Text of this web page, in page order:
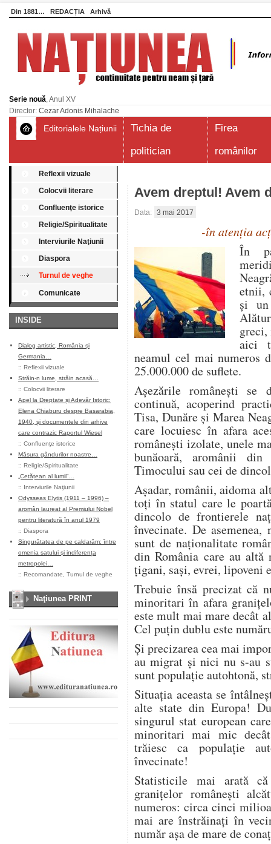
Din 1881… REDACȚIA Arhivă
Serie nouă, Anul XV
Director: Cezar Adonis Mihalache
Editorialele Națiunii
Tichia de
politician
Firea
românilor
Reflexii vizuale
Colocvii literare
Confluenţe istorice
Religie/Spiritualitate
Interviurile Naţiunii
Diaspora
Turnul de veghe
Comunicate
INSIDE
Dialog artistic, România și
Germania…
:: Reflexii vizuale
Străin-n lume, străin acasă…
:: Colocvii literare
Apel la Dreptate și Adevăr Istoric:
Elena Chiaburu despre Basarabia,
1940, și documentele din arhive
care contrazic Raportul Wiesel
:: Confluenţe istorice
Măsura gândurilor noastre…
:: Religie/Spiritualitate
„Cetățean al lumii”…
:: Interviurile Naţiunii
Odysseas Elytis (1911 – 1996) –
aromân laureat al Premiului Nobel
pentru literatură în anul 1979
:: Diaspora
Singurătatea de pe caldarâm: între
omenia satului și indiferența
metropolei…
:: Recomandate Turnul de veghe
Naţiunea PRINT
Avem dreptul! Avem
Data: 3 mai 2017
-în atenția
În
etnii,
şi un
aici
neamul cel mai numeros
25.000.000 de suflete.
Aşezările româneşti se
continuă, acoperind
Tisa, Dunăre şi Marea
care locuiesc în afara
româneşti izolate, unele
bunăoară, aromânii
Timocului sau cei de
Aşadar, românii, aidoma
toţi în statul care le
dincolo de frontierele
învecinate. De
sunt de naţionalitate
din România care au
ţigani, saşi, evrei, lipoveni
Trebuie însă precizat că
minoritari în afara
este mult mai mare decât
Cel puţin dublu este
Și precizarea cea mai
au migrat și nici nu s-au
sunt populație autohtonă,
Situaţia aceasta se
alte state din Europa!
singurul stat european
minoritari mai mic
trăiesc ca populație
învecinate!
Statisticile mai arată
graniţelor româneşti
numeros: circa cinci
mai are înstrăinaţi în
număr aşa de mare de